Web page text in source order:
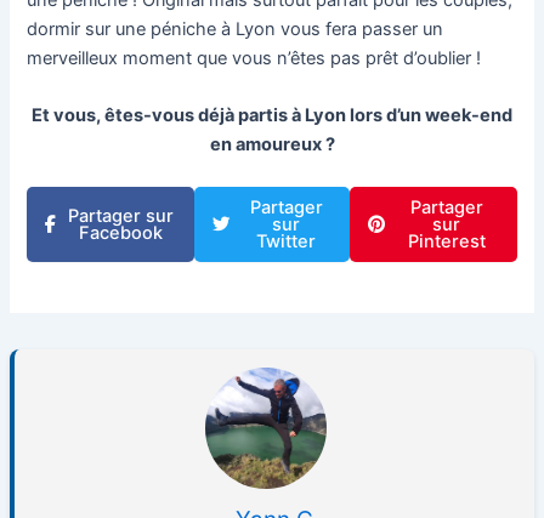
dormir sur une péniche à Lyon vous fera passer un
merveilleux moment que vous n’êtes pas prêt d’oublier !
Et vous, êtes-vous déjà partis à Lyon lors d’un week-end
en amoureux ?
Partager sur
Facebook
Partager
sur
Twitter
Partager
sur
Pinterest